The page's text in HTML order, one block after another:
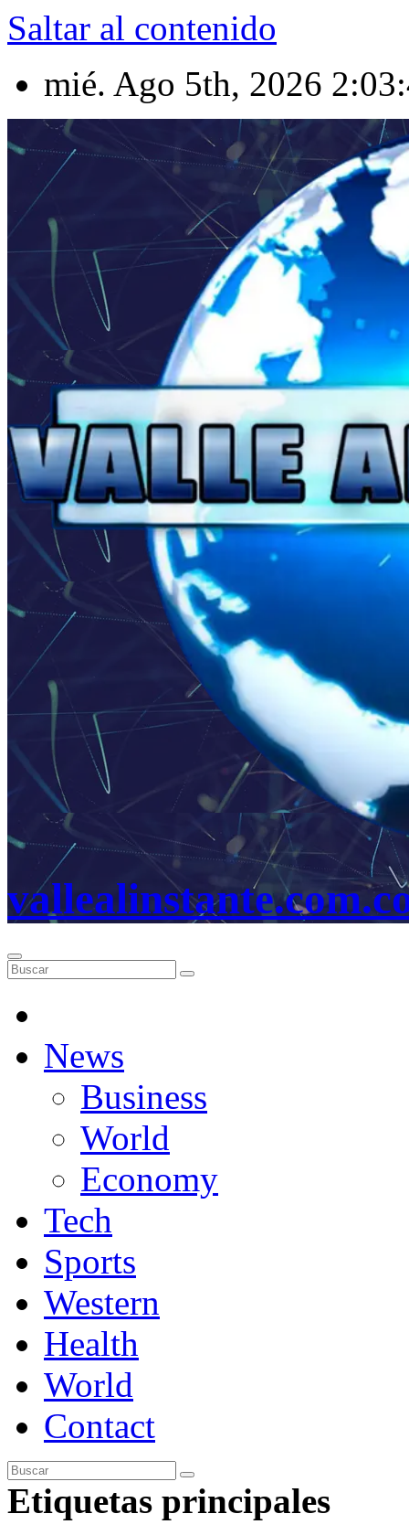
Saltar al contenido
mié. Ago 5th, 2026
News
Business
World
Economy
Tech
Sports
Western
Health
World
Contact
Etiquetas principales